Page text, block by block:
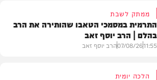
ממתק לשבת
התרמית במסמכי הטאבו שהותירה את הרב
בהלם | הרב יוסף זאב
11:55
07/08/26הרב יוסף זאב
הלכה יומית